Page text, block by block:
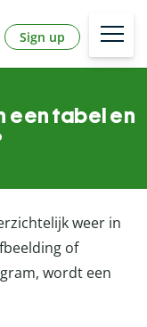
Sign up
een tabel en
weer in
of
wordt een